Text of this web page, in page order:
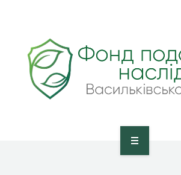
ПУБЛІКАЦІЇ
КОНТАКТИ